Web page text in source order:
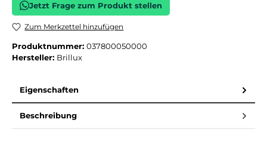
Jetzt Frage zum Produkt stellen
Zum Merkzettel hinzufügen
Produktnummer: 037800050000
Hersteller: Brillux
Eigenschaften
Beschreibung